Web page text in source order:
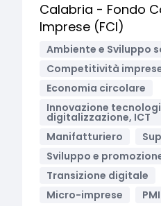
Calabria - Fondo
Imprese (FCI)
Ambiente e Sviluppo
Competitività
Economia circolare
Innovazione
digitalizzazione, ICT
Manifatturiero
Sviluppo e
Transizione digitale
Micro-imprese
PMI